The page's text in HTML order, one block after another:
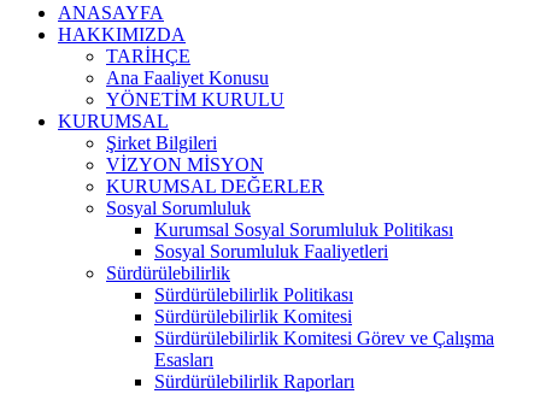
ANASAYFA
HAKKIMIZDA
TARİHÇE
Ana Faaliyet Konusu
YÖNETİM KURULU
KURUMSAL
Şirket Bilgileri
VİZYON MİSYON
KURUMSAL DEĞERLER
Sosyal Sorumluluk
Kurumsal Sosyal Sorumluluk Politikası
Sosyal Sorumluluk Faaliyetleri
Sürdürülebilirlik
Sürdürülebilirlik Politikası
Sürdürülebilirlik Komitesi
Sürdürülebilirlik Komitesi Görev ve Çalışma
Esasları
Sürdürülebilirlik Raporları